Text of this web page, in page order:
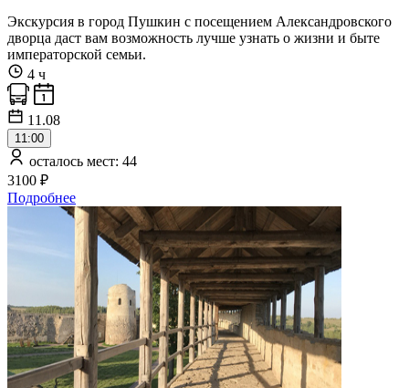
Экскурсия в город Пушкин с посещением Александровского
дворца даст вам возможность лучше узнать о жизни и быте
императорской семьи.
4 ч
11.08
11:00
осталось мест: 44
3100 ₽
Подробнее